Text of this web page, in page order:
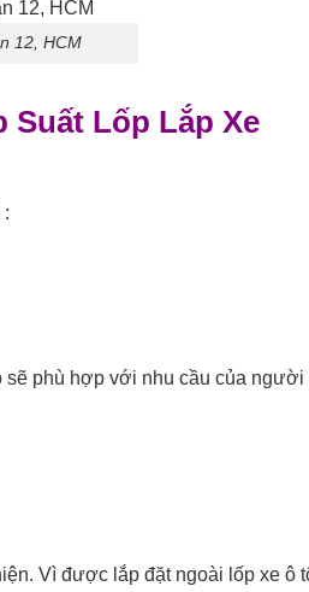
12, HCM
Suất Lốp Lắp Xe
:
phù hợp với nhu cầu của người
Vì được lắp đặt ngoài lốp xe ô